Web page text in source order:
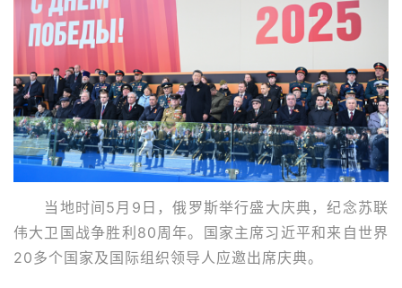
当地时间5月9日，俄罗斯举行盛大庆典，纪念苏联
伟大卫国战争胜利80周年。国家主席习近平和来自世界
20多个国家及国际组织领导人应邀出席庆典。